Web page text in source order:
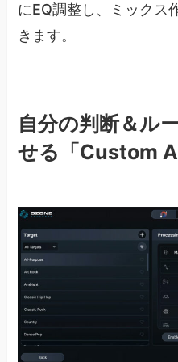
にEQ調整し、ミックス
きます。
自分の判断＆ル
せる「Custom